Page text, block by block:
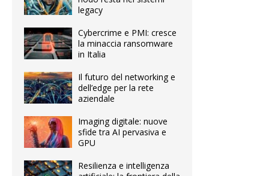
legacy
Cybercrime e PMI: cresce
la minaccia ransomware
in Italia
Il futuro del networking e
dell’edge per la rete
aziendale
Imaging digitale: nuove
sfide tra AI pervasiva e
GPU
Resilienza e intelligenza